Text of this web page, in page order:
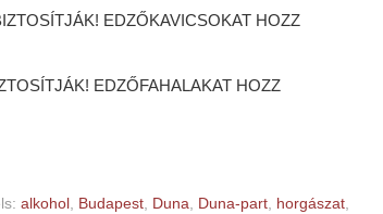
EDZŐKAVICSOKAT HOZZ
EDZŐFAHALAKAT HOZZ
alkohol Budapest, Duna Duna-part, horgászat,